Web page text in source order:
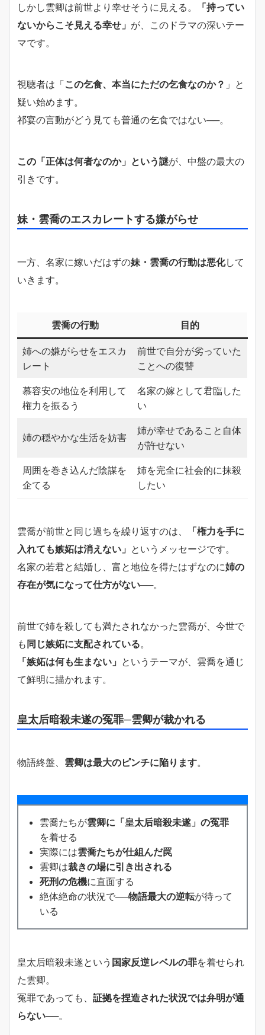
しかし雲卿は前世より幸せそうに見える。
「持ってい
ないからこそ見える幸せ」 が、このドラマの深いテー
マです。
視聴者は「この乞食、本当にただの乞食なのか？ 」と
疑い始めます。
祁宴の言動がどう見ても普通の乞食ではない──。
この「正体は何者なのか」という謎が、中盤の最大の
引きです。
妹・雲喬のエスカレートする嫌がらせ
一方、名家に嫁いだはずの妹・雲喬の行動は悪化して
いきます。
雲喬の行動 目的
姉への嫌がらせをエスカ
レート
前世で自分が劣っていた
ことへの復讐
慕容安の地位を利用して
権力を振るう
名家の嫁として君臨した
い
姉の穏やかな生活を妨害
姉が幸せであること自体
が許せない
周囲を巻き込んだ陰謀を
企てる
姉を完全に社会的に抹殺
したい
雲喬が前世と同じ過ちを繰り返すのは、
「権力を手に
入れても嫉妬は消えない」 というメッセージです。
名家の若君と結婚し、富と地位を得たはずなのに姉の
存在が気になって仕方がない──。
前世で姉を殺しても満たされなかった雲喬が、今世で
も同じ嫉妬に支配されている。
「嫉妬は何も生まない」 というテーマが、雲喬を通じ
て鮮明に描かれます。
皇太后暗殺未遂の冤罪─雲卿が裁かれる
物語終盤、 雲卿は最大のピンチに陥ります。
雲喬たちが雲卿に「皇太后暗殺未遂」の冤罪
を着せる
実際には雲喬たちが仕組んだ罠
雲卿は裁きの場に引き出される
死刑の危機に直面する
絶体絶命の状況で──物語最大の逆転が待って
いる
皇太后暗殺未遂という 国家反逆レベルの罪を着せられ
た雲卿。
冤罪であっても、 証拠を捏造された状況では弁明が通
らない──。